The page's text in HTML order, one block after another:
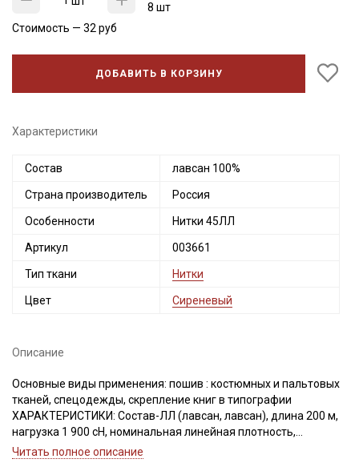
8 шт
Стоимость — 32руб
ДОБАВИТЬ В КОРЗИНУ
Характеристики
Состав лавсан 100%
Страна производитель Россия
Особенности Нитки 45ЛЛ
Артикул 003661
Тип ткани Нитки
Цвет Сиреневый
Описание
Основные виды применения: пошив : костюмных и пальтовых
тканей, спецодежды, скрепление книг в типографии
ХАРАКТЕРИСТИКИ: Состав-ЛЛ (лавсан, лавсан), длина 200 м,
нагрузка 1 900 сН, номинальная линейная плотность,
Текс(структура)- 43,5 (21Текс*2)
Читать полное описание
Секретная рассылка от Купава
промокоды и скидки до 30% на узкие
категории тканей
Электронная почта
Подписаться
Ознакомлен(а) сПолитикой обработки персональных
данных и даюСогласие на обработку персональных
данных